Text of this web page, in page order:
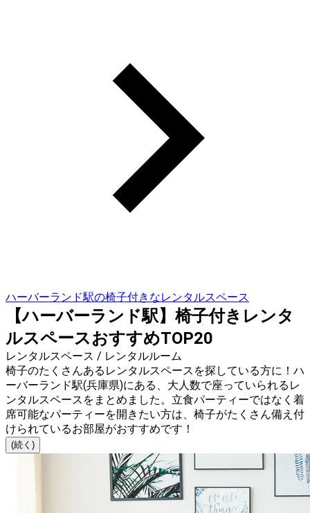
ハーバーランド駅の椅子付きなレンタルスペース
【ハーバーランド駅】椅子付きレンタ
ルスペースおすすめTOP20
レンタルスペース / レンタルルーム
椅子のたくさんあるレンタルスペースを探している方に！ハ
ーバーランド駅(兵庫県)にある、大人数で座っていられるレ
ンタルスペースをまとめました。立食パーティーではなく着
席可能なパーティーを開きたい方は、椅子がたくさん備え付
けられているお部屋がおすすめです！
(続く)